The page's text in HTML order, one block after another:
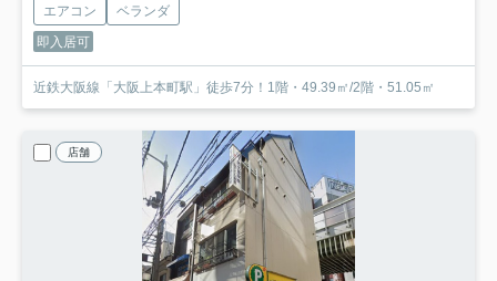
エアコン
ベランダ
即入居可
近鉄大阪線「大阪上本町駅」徒歩7分！1階・49.39㎡/2階・51.05㎡
店舗